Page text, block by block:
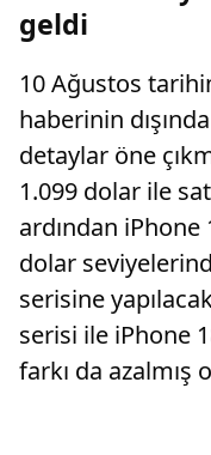
telefonları...
geldi
10 Ağustos
haberinin
detaylar öne
1.099 dolar ile
ardından iPhone
dolar
serisine
serisi ile iPhone
farkı da azalmış